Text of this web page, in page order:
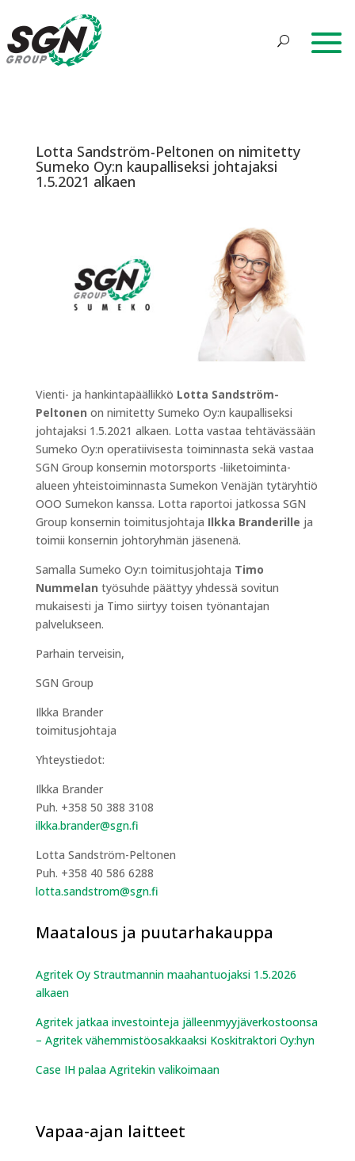
Lotta Sandström-Peltonen on nimitetty
Sumeko Oy:n kaupalliseksi johtajaksi
1.5.2021 alkaen
Vienti- ja hankintapäällikkö Lotta Sandström-
Peltonen on nimitetty Sumeko Oy:n kaupalliseksi
johtajaksi 1.5.2021 alkaen. Lotta vastaa tehtävässään
Sumeko Oy:n operatiivisesta toiminnasta sekä vastaa
SGN Group konsernin motorsports -liiketoiminta-
alueen yhteistoiminnasta Sumekon Venäjän tytäryhtiö
OOO Sumekon kanssa. Lotta raportoi jatkossa SGN
Group konsernin toimitusjohtaja Ilkka Branderille ja
toimii konsernin johtoryhmän jäsenenä.
Samalla Sumeko Oy:n toimitusjohtaja Timo
Nummelan työsuhde päättyy yhdessä sovitun
mukaisesti ja Timo siirtyy toisen työnantajan
palvelukseen.
Parhain terveisin,
SGN Group
Ilkka Brander
toimitusjohtaja
Yhteystiedot:
Ilkka Brander
Puh. +358 50 388 3108
ilkka.brander@sgn.fi
Lotta Sandström-Peltonen
Puh. +358 40 586 6288
lotta.sandstrom@sgn.fi
Maatalous ja puutarhakauppa
Agritek Oy Strautmannin maahantuojaksi 1.5.2026
alkaen
Agritek jatkaa investointeja jälleenmyyjäverkostoonsa
– Agritek vähemmistöosakkaaksi Koskitraktori Oy:hyn
Case IH palaa Agritekin valikoimaan
Vapaa-ajan laitteet